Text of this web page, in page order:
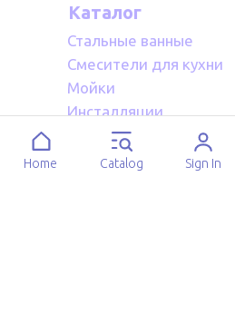
Home Catalog Sign In
Каталог
Стальные ванные
Смесители для кухни
Мойки
Инсталляции
Акриловые ванные
Полотенцесушители